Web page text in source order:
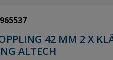
42 MM 2 X
ALTECH